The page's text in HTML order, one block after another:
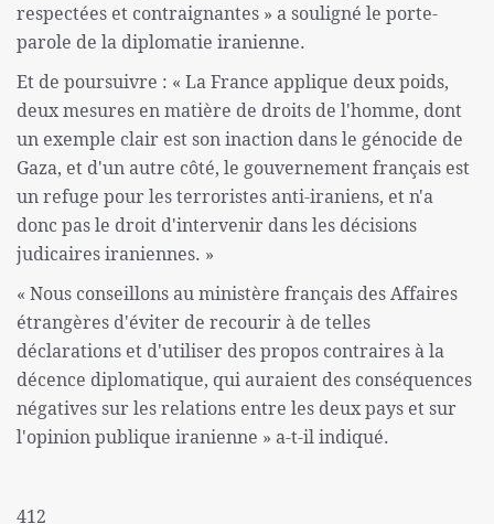
respectées et contraignantes » a souligné le porte-
parole de la diplomatie iranienne.
Et de poursuivre : « La France applique deux poids,
deux mesures en matière de droits de l'homme, dont
un exemple clair est son inaction dans le génocide de
Gaza, et d'un autre côté, le gouvernement français est
un refuge pour les terroristes anti-iraniens, et n'a
donc pas le droit d'intervenir dans les décisions
judicaires iraniennes. »
« Nous conseillons au ministère français des Affaires
étrangères d'éviter de recourir à de telles
déclarations et d'utiliser des propos contraires à la
décence diplomatique, qui auraient des conséquences
négatives sur les relations entre les deux pays et sur
l'opinion publique iranienne » a-t-il indiqué.
412